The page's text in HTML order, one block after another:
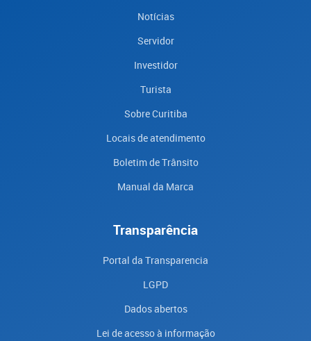
Notícias
Servidor
Investidor
Turista
Sobre Curitiba
Locais de atendimento
Boletim de Trânsito
Manual da Marca
Transparência
Portal da Transparencia
LGPD
Dados abertos
Lei de acesso à informação